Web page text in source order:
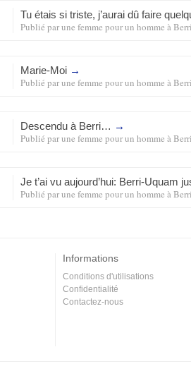
Tu étais si triste, j’aurai dû faire
Publié parune femme pour un homme à
Marie-Moi →
Publié parune femme pour un homme à
Descendu à Berri… →
Publié parune femme pour un homme à
Je t’ai vu aujourd’hui: Berri-Uquam
Publié parune femme pour un homme à
Informations
Conditions d'utilisations
Confidentialité
Contactez-nous